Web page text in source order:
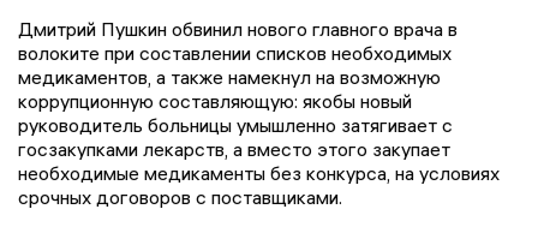
Дмитрий Пушкин обвинил нового главного врача в
волоките при составлении списков необходимых
медикаментов, а также намекнул на возможную
коррупционную составляющую: якобы новый
руководитель больницы умышленно затягивает с
госзакупками лекарств, а вместо этого закупает
необходимые медикаменты без конкурса, на условиях
срочных договоров с поставщиками.